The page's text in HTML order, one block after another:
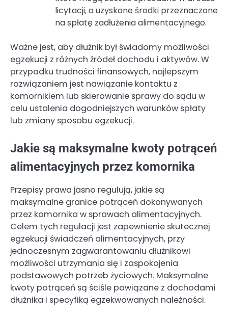
licytacji, a uzyskane środki przeznaczone
na spłatę zadłużenia alimentacyjnego.
Ważne jest, aby dłużnik był świadomy możliwości
egzekucji z różnych źródeł dochodu i aktywów. W
przypadku trudności finansowych, najlepszym
rozwiązaniem jest nawiązanie kontaktu z
komornikiem lub skierowanie sprawy do sądu w
celu ustalenia dogodniejszych warunków spłaty
lub zmiany sposobu egzekucji.
Jakie są maksymalne kwoty potrąceń
alimentacyjnych przez komornika
Przepisy prawa jasno regulują, jakie są
maksymalne granice potrąceń dokonywanych
przez komornika w sprawach alimentacyjnych.
Celem tych regulacji jest zapewnienie skutecznej
egzekucji świadczeń alimentacyjnych, przy
jednoczesnym zagwarantowaniu dłużnikowi
możliwości utrzymania się i zaspokojenia
podstawowych potrzeb życiowych. Maksymalne
kwoty potrąceń są ściśle powiązane z dochodami
dłużnika i specyfiką egzekwowanych należności.